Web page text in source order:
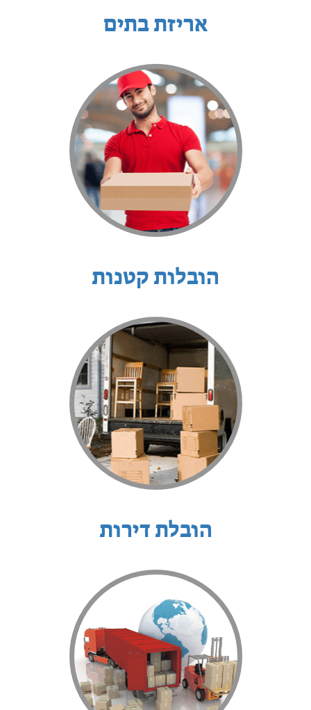
אריזת בתים
הובלות קטנות
הובלת דירות